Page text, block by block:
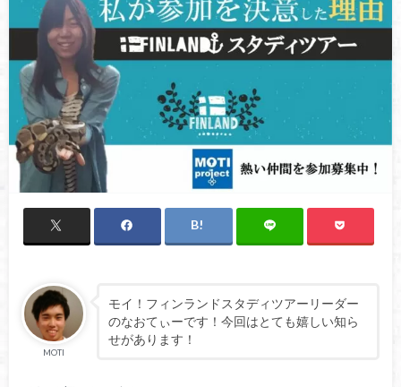
MOTI
モイ！フィンランドスタディツアーリーダー
のなおてぃーです！今回はとても嬉しい知ら
せがあります！